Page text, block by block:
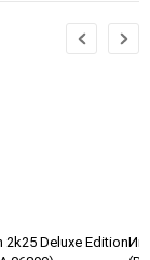
Deluxe Edition